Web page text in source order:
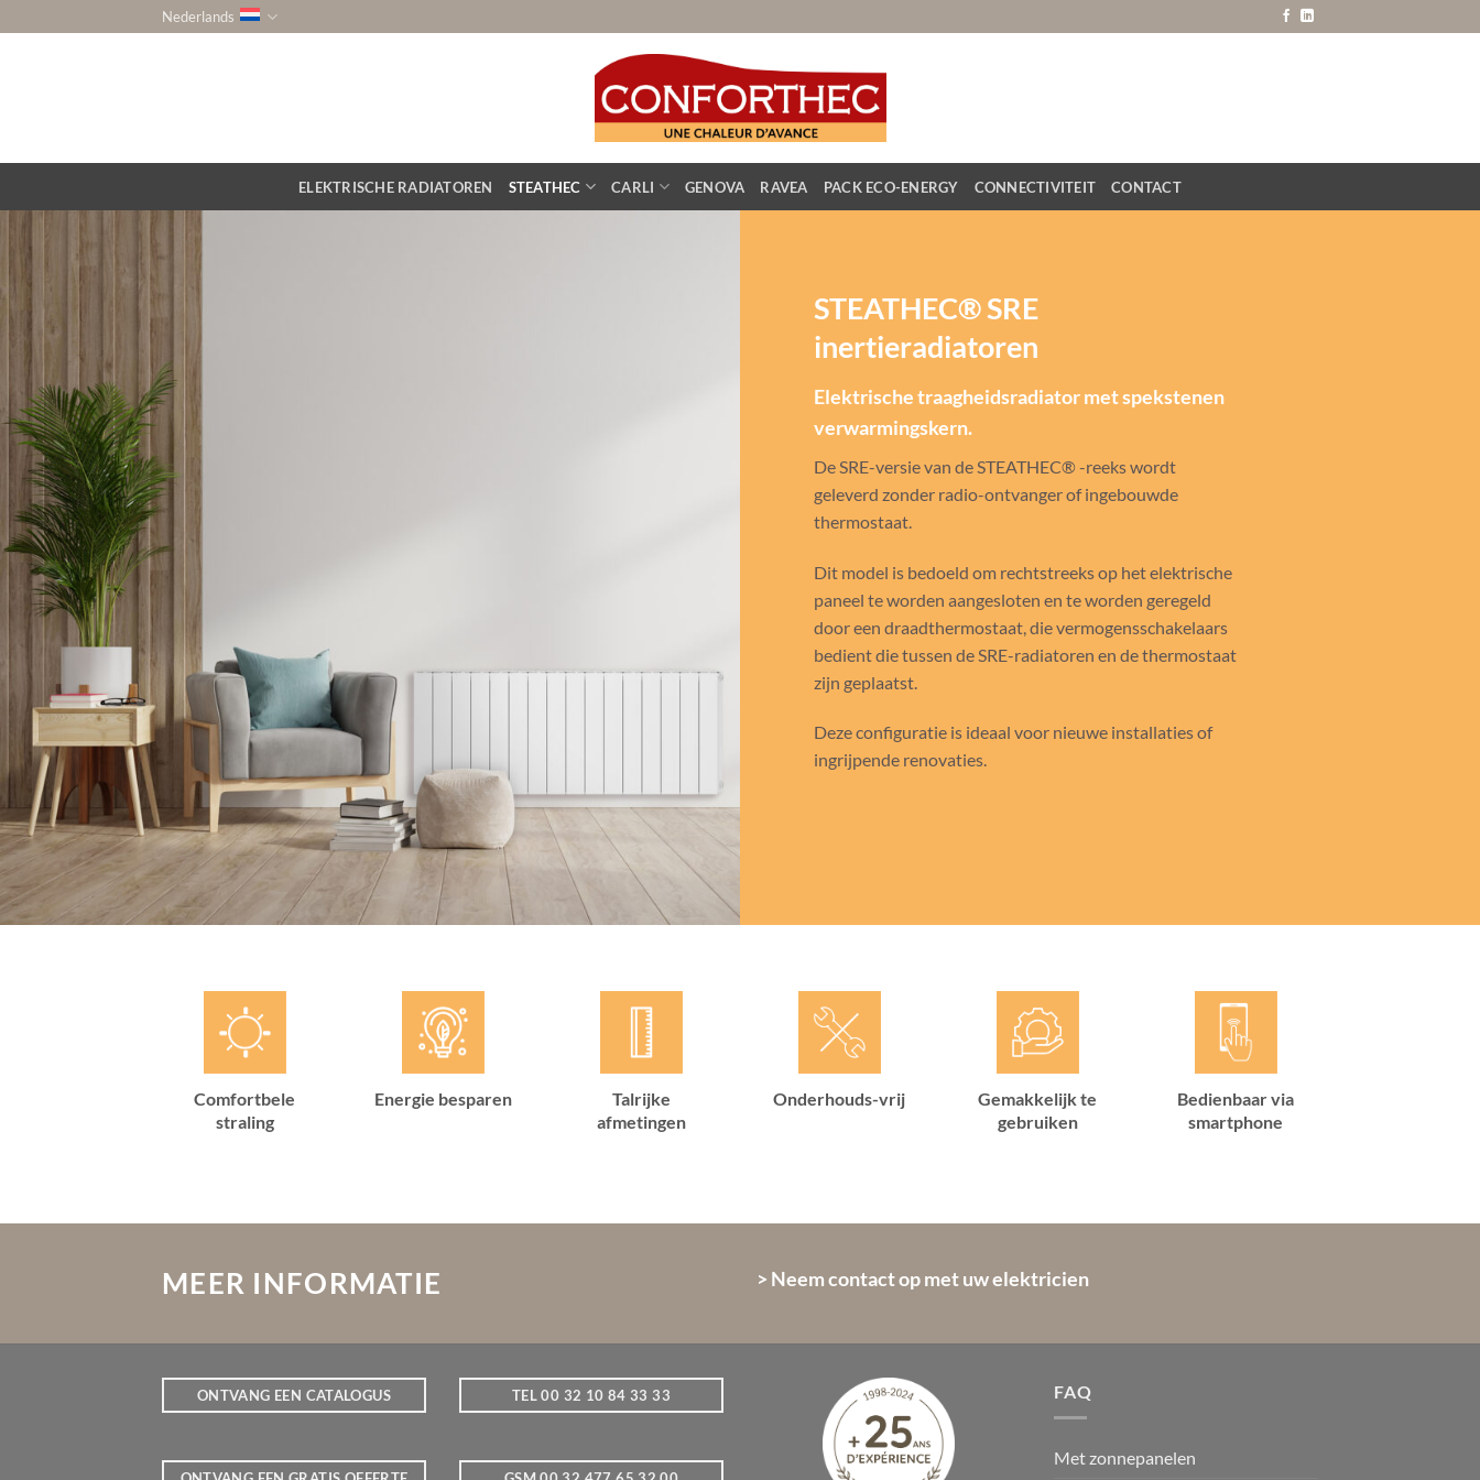
naar
Nederlands
ELEKTRISCHE RADIATOREN STEATHEC CARLI GENOVA RAVEA PACK ECO-ENERGY CONNECTIVITEIT CONTACT
STEATHEC® SRE
inertieradiatoren
Elektrische traagheidsradiator met spekstenen
verwarmingskern.
De SRE-versie van de STEATHEC® -reeks wordt
geleverd zonder radio-ontvanger of ingebouwde
thermostaat.
Dit model is bedoeld om rechtstreeks op het elektrische
paneel te worden aangesloten en te worden geregeld
door een draadthermostaat, die vermogensschakelaars
bedient die tussen de SRE-radiatoren en de thermostaat
zijn geplaatst.
Deze configuratie is ideaal voor nieuwe installaties of
ingrijpende renovaties.
Comfortbele
straling
Energie besparen
Talrijke
afmetingen
Onderhouds-vrij
Gemakkelijk te
gebruiken
Bedienbaar via
smartphone
MEER INFORMATIE > Neem contact op met uw elektricien
ONTVANG EEN CATALOGUS TEL 00 32 10 84 33 33 FAQ
Met zonnepanelen